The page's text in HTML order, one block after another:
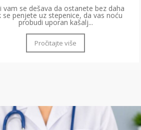
vam se dešava da ostanete bez daha
se penjete uz stepenice, da vas noću
probudi uporan kašalj...
Pročitajte više